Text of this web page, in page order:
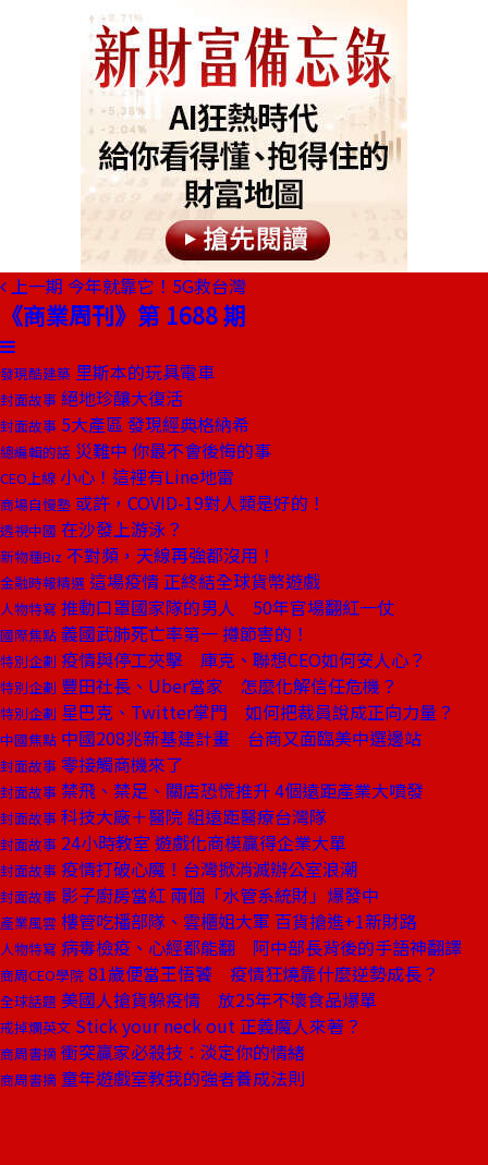
上一期 今年就靠它！5G救台灣
《商業周刊》第 1688 期
發現酷建築 里斯本的玩具電車
封面故事 絕地珍釀大復活
封面故事 5大產區 發現經典格納希
總編輯的話 災難中 你最不會後悔的事
CEO上線 小心！這裡有Line地雷
商場自慢塾 或許，COVID-19對人類是好的！
透視中國 在沙發上游泳？
新物種Biz 不對頻，天線再強都沒用！
金融時報精選 這場疫情 正終結全球貨幣遊戲
人物特寫 推動口罩國家隊的男人 50年官場翻紅一仗
國際焦點 義國武肺死亡率第一 撙節害的！
特別企劃 疫情與停工夾擊 庫克、聯想CEO如何安人心？
特別企劃 豐田社長、Uber當家 怎麼化解信任危機？
特別企劃 星巴克、Twitter掌門 如何把裁員說成正向力量？
中國焦點 中國208兆新基建計畫 台商又面臨美中選邊站
封面故事 零接觸商機來了
封面故事 禁飛、禁足、關店恐慌推升 4個遠距產業大噴發
封面故事 科技大廠＋醫院 組遠距醫療台灣隊
封面故事 24小時教室 遊戲化商模贏得企業大單
封面故事 疫情打破心魔！台灣掀消滅辦公室浪潮
封面故事 影子廚房當紅 兩個「水管系統財」爆發中
產業風雲 樓管吃播部隊、雲櫃姐大軍 百貨搶進+1新財路
人物特寫 病毒檢疫、心經都能翻 阿中部長背後的手語神翻譯
商周CEO學院 81歲便當王悟饕 疫情狂燒靠什麼逆勢成長？
全球話題 美國人搶貨躲疫情 放25年不壞食品爆單
戒掉爛英文 Stick your neck out 正義魔人來著？
商周書摘 衝突贏家必殺技：淡定你的情緒
商周書摘 童年遊戲室教我的強者養成法則